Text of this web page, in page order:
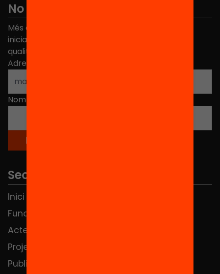
No et perdis res
Més de 40.000 persones ja han triat Equitat. Rep
iniciatives, propostes i projectes per millorar la
qualitat de l'educació a Catalunya.
Adreça electrònica
Nom
Seccions
Inici
Fundació
Actes
Projectes
Publicacions i vídeos